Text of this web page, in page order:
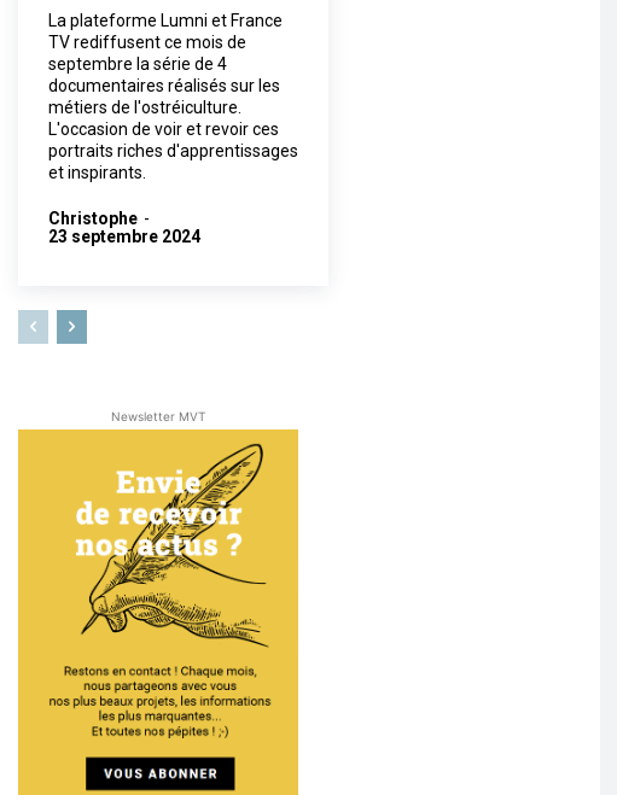
La plateforme Lumni et France
TV rediffusent ce mois de
septembre la série de 4
documentaires réalisés sur les
métiers de l'ostréiculture.
L'occasion de voir et revoir ces
portraits riches d'apprentissages
et inspirants.
Christophe -
23 septembre 2024
Newsletter MVT